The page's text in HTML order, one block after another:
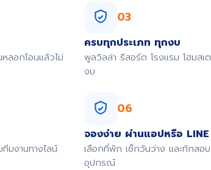
ลอกโอนแล้วไม่
03
ครบทุกประเภท ทุกงบ
พูลวิลล่า รีสอร์ต โรงแรม โฮมสเ
งบ
มงานทางไลน์
06
จองง่าย ผ่านแอปหรือ LINE
เลือกที่พัก เช็กวันว่าง และทักสอ
อุปกรณ์